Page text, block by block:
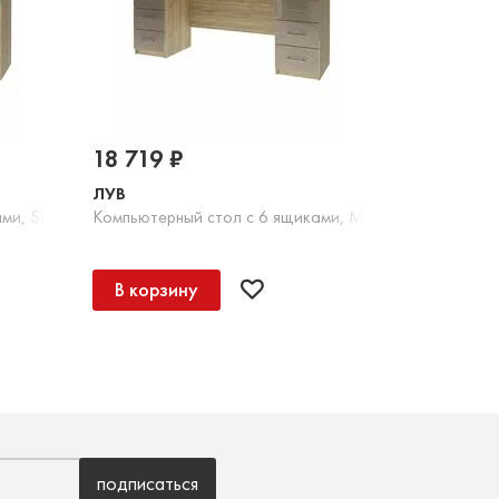
SOFT TOUCH оливковый
ЛУВ
Компьютерный стол с 6 ящиками, МДФ каппучино
18 719 ₽
В корзину
подписаться